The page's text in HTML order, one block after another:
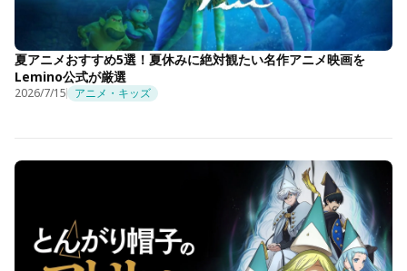
夏アニメおすすめ5選！夏休みに絶対観たい名作アニメ映画を
Lemino公式が厳選
2026/7/15 アニメ・キッズ